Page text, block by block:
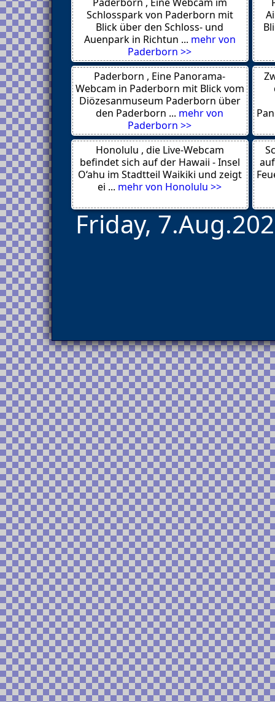
Samothraki
Thessaloniki
Symi
Stoupa
Paros
Amaliada
Agni
Thessaloniki
Cyprus
Athen
Arillas
Plataria Igoumenitsa 46100
Saint John
Rijeka
Saint John
Tiflis 0103
Gagra
Moorea
Schlosspark von Paderborn mit
Blick über den Schloss- und
Auenpark in Richtun ... mehr von
Paderborn >>
Paderborn , Eine Panorama-
Webcam in Paderborn mit Blick vom
Diözesanmuseum Paderborn über
den Paderborn ... mehr von
Paderborn >>
Honolulu , die Live-Webcam
befindet sich auf der Hawaii - Insel
O‘ahu im Stadtteil Waikiki und zeigt
ei ... mehr von Honolulu >>
Friday,